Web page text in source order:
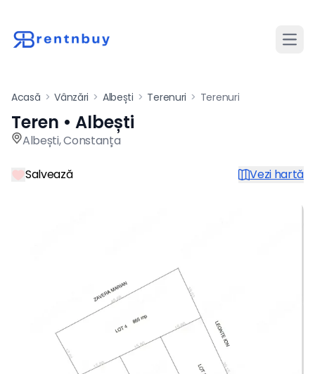
Acasă > Vânzări > Albești > Terenuri > Terenuri
Teren de vânzare în Albești
Teren • Albești
Albești,Constanța
Salvează Vezi hartă